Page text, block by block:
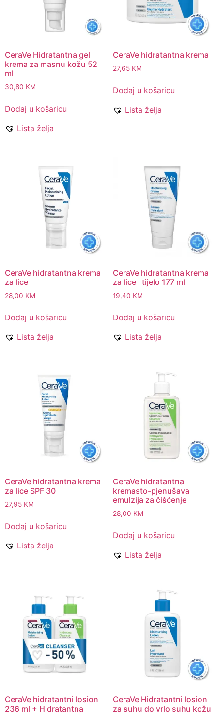
CeraVe Hidratantna gel
krema za masnu kožu 52
ml
30,80 KM
Dodaj u košaricu
Lista želja
CeraVe hidratantna krema
27,65 KM
Dodaj u košaricu
Lista želja
CeraVe hidratantna krema
za lice
28,00 KM
Dodaj u košaricu
Lista želja
CeraVe hidratantna krema
za lice i tijelo 177 ml
19,40 KM
Dodaj u košaricu
Lista želja
CeraVe hidratantna krema
za lice SPF 30
27,95 KM
Dodaj u košaricu
Lista želja
CeraVe hidratantna
kremasto-pjenušava
emulzija za čišćenje
28,00 KM
Dodaj u košaricu
Lista želja
CeraVe hidratantni losion
236 ml + Hidratantna
CeraVe Hidratantni losion
za suhu do vrlo suhu kožu